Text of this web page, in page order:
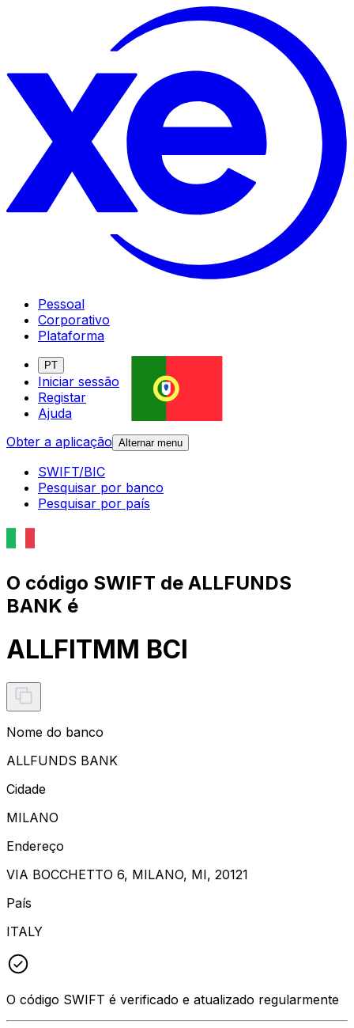
Pessoal
Corporativo
Plataforma
PT
Iniciar sessão
Registar
Ajuda
Obter a aplicação Alternar menu
SWIFT/BIC
Pesquisar por banco
Pesquisar por país
O código SWIFT de ALLFUNDS
BANK é
ALLFITMM BCI
Nome do banco
ALLFUNDS BANK
Cidade
MILANO
Endereço
VIA BOCCHETTO 6, MILANO, MI, 20121
País
ITALY
O código SWIFT é verificado e atualizado regularmente